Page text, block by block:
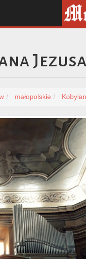
małopolskie